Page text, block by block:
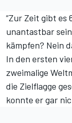
“Zur Zeit gibt es
unantastbar
kämpfen? Nein
In den ersten
zweimalige
die Zielflagge
konnte er gar